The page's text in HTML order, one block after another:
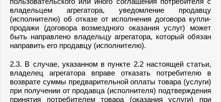
владельцем агрегатора, уведомление продавцу
(исполнителю) об отказе от исполнения договора купли-
продажи (договора возмездного оказания услуг) может
быть направлено владельцу агрегатора, который обязан
направить его продавцу (исполнителю).
2.3. В случае, указанном в пункте 2.2 настоящей статьи,
владелец агрегатора вправе отказать потребителю в
возврате суммы предварительной оплаты товара (услуги)
при получении от продавца (исполнителя) подтверждения
принятия потребителем товара (оказания услуги) при